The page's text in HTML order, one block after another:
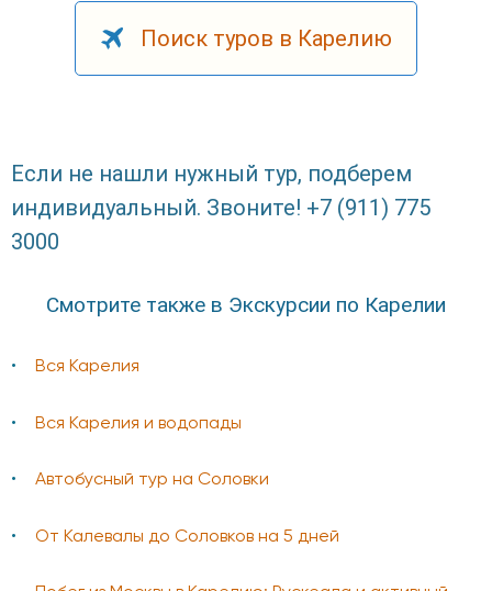
Поиск туров в Карелию
Если не нашли нужный тур, подберем
индивидуальный. Звоните! +7 (911) 775
3000
Смотрите также в Экскурсии по Карелии
Вся Карелия
Вся Карелия и водопады
Автобусный тур на Соловки
От Калевалы до Соловков на 5 дней